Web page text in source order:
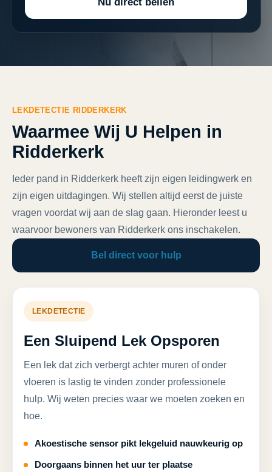
LEKDETECTIE RIDDERKERK
Waarmee Wij U Helpen in
Ridderkerk
Ieder pand in Ridderkerk heeft zijn eigen leidingwerk en
zijn eigen uitdagingen. Wij stellen altijd eerst de juiste
vragen voordat wij aan de slag gaan. Hieronder leest u
waarvoor bewoners van Ridderkerk ons inschakelen.
Bel direct voor hulp
LEKDETECTIE
Een Sluipend Lek Opsporen
Een lek dat zich verbergt achter muren of onder
vloeren is lastig te vinden zonder professionele
hulp. Wij weten precies waar we moeten zoeken en
hoe.
Akoestische sensor pikt lekgeluid nauwkeurig op
Doorgaans binnen het uur ter plaatse